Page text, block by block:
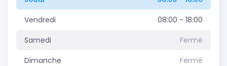
Vendredi
08:00 - 18:00
Samedi
Fermé
Dimanche
Fermé